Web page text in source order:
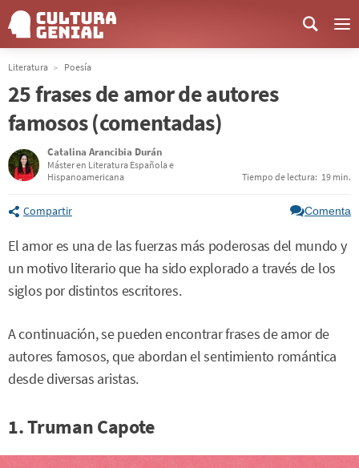
Literatura Poesía
25 frases de amor de autores
famosos (comentadas)
Catalina Arancibia Durán
Máster en Literatura Española e
Hispanoamericana
Tiempo de lectura: 19 min.
Compartir Comenta
El amor es una de las fuerzas más poderosas del mundo y
un motivo literario que ha sido explorado a través de los
siglos por distintos escritores.
A continuación, se pueden encontrar frases de amor de
autores famosos, que abordan el sentimiento romántica
desde diversas aristas.
1. Truman Capote